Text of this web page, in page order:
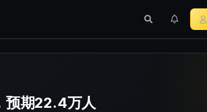
预期22.4万人